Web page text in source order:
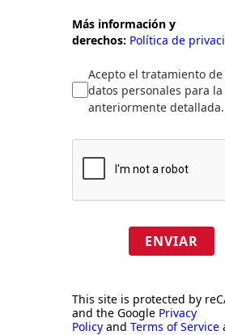
Más información y
derechos: Política de
Acepto el tratamiento de
datos personales para
anteriormente detallada.
ENVIAR
This site is protected by
and the Google Privacy
Policy and Terms of Service